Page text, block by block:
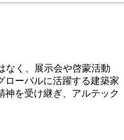
なく、展示会や啓蒙活動
ローバルに活躍する建築家
神を受け継ぎ、アルテック